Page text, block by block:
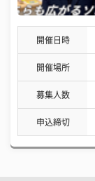
開催日時
開催場所
募集人数
申込締切